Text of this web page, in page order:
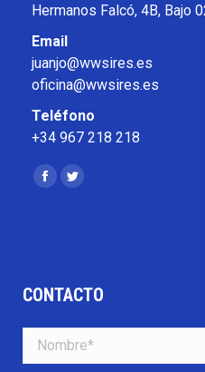
Hermanos Falcó, 4B, Bajo
Email
juanjo@wwsires.es
oficina@wwsires.es
Teléfono
+34 967 218 218
Encuéntranos en:
Facebook
Twitter
CONTACTO